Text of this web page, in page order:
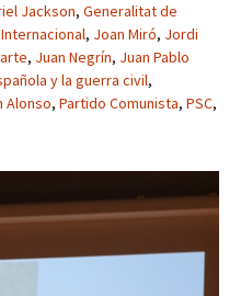
Jackson, Generalitat de
, Joan Miró, Jordi
, Juan Negrín, Juan Pablo
y la guerra civil,
Alonso, Partido Comunista, PSC,